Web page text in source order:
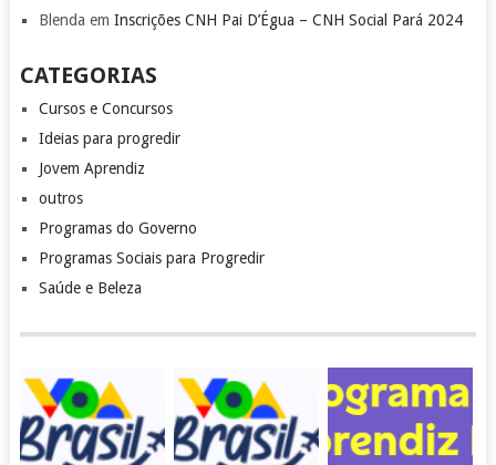
Blenda em Inscrições CNH Pai D’Égua – CNH Social Pará 2024
CATEGORIAS
Cursos e Concursos
Ideias para progredir
Jovem Aprendiz
outros
Programas do Governo
Programas Sociais para Progredir
Saúde e Beleza